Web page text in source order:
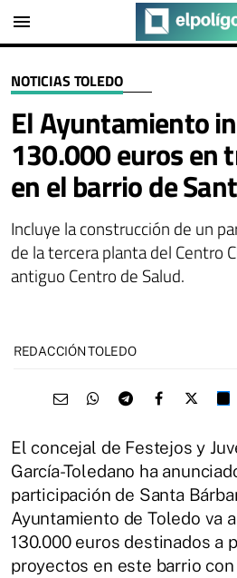
menu
NOTICIAS TOLEDO
El Ayuntamiento
130.000 euros en
en el barrio de
Incluye la construcción de un
de la tercera planta del Centro
antiguo Centro de Salud.
REDACCIÓN TOLEDO
El concejal de Festejos y
García-Toledano ha
participación de Santa
Ayuntamiento de Toledo va
130.000 euros destinados a
proyectos en este barrio